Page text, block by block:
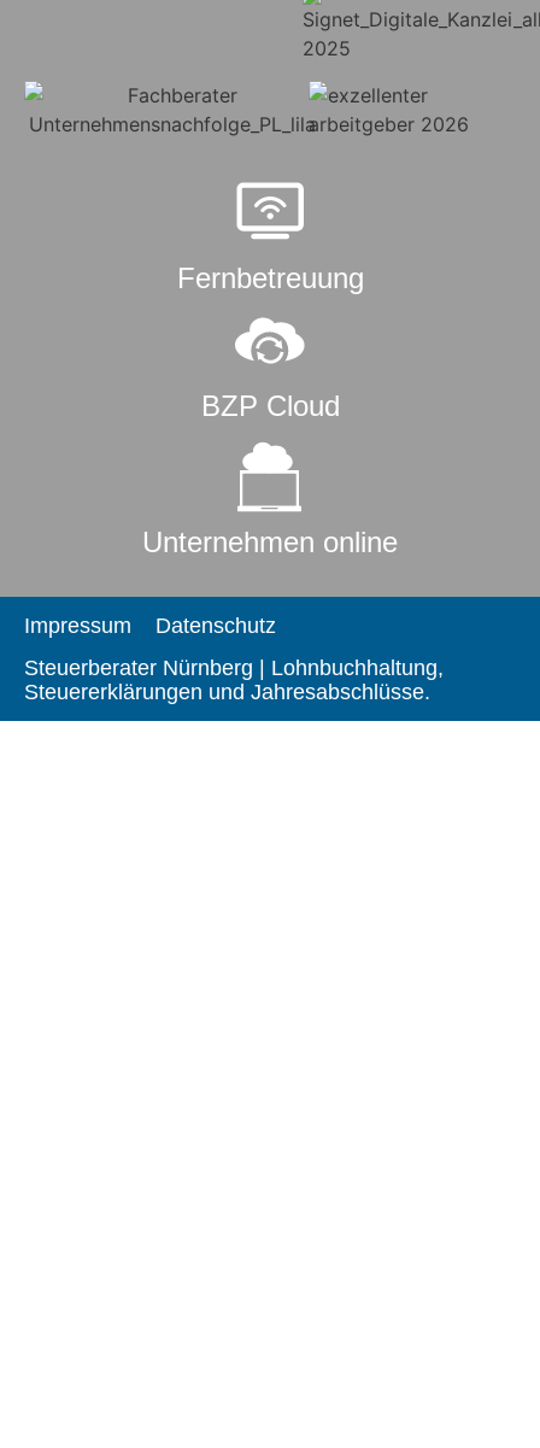
Fernbetreuung
BZP Cloud
Unternehmen online
Impressum
Datenschutz
Steuerberater Nürnberg | Lohnbuchhaltung,
Steuererklärungen und Jahresabschlüsse.